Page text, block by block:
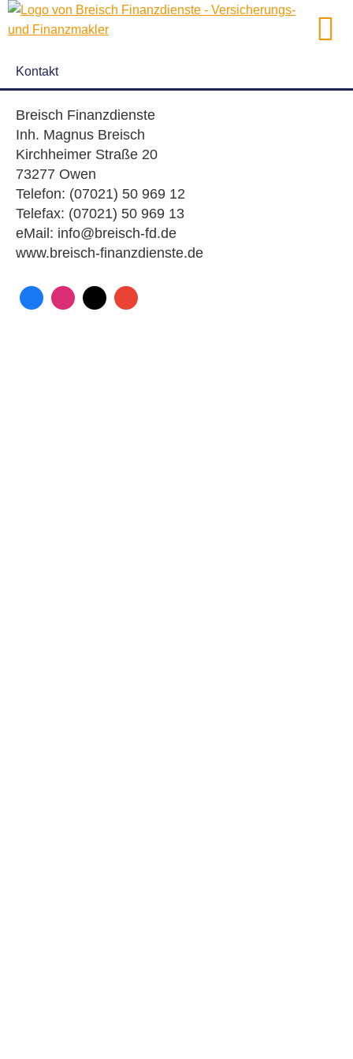
Kontakt
Breisch Finanzdienste
Inh. Magnus Breisch
Kirchheimer Straße 20
73277 Owen
Telefon: (07021) 50 969 12
Telefax: (07021) 50 969 13
eMail: info@breisch-fd.de
www.breisch-finanzdienste.de